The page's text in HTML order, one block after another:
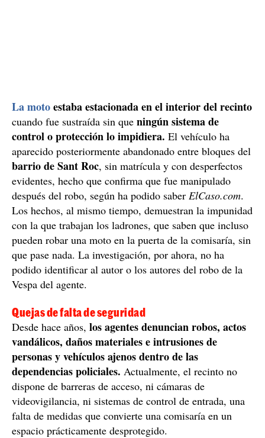
La motoestaba estacionada en el interior del recinto
cuando fue sustraída sin que ningún sistema de
control o protección lo impidiera. El vehículo ha
aparecido posteriormente abandonado entre bloques del
barrio de Sant Roc, sin matrícula y con desperfectos
evidentes, hecho que confirma que fue manipulado
después del robo, según ha podido saber ElCaso.com.
Los hechos, al mismo tiempo, demuestran la impunidad
con la que trabajan los ladrones, que saben que incluso
pueden robar una moto en la puerta de la comisaría, sin
que pase nada. La investigación, por ahora, no ha
podido identificar al autor o los autores del robo de la
Vespa del agente.
Quejas de falta de seguridad
Desde hace años, los agentes denuncian robos, actos
vandálicos, daños materiales e intrusiones de
personas y vehículos ajenos dentro de las
dependencias policiales. Actualmente, el recinto no
dispone de barreras de acceso, ni cámaras de
videovigilancia, ni sistemas de control de entrada, una
falta de medidas que convierte una comisaría en un
espacio prácticamente desprotegido.